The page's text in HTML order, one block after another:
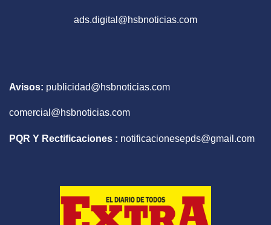
ads.digital@hsbnoticias.com
Avisos: publicidad@hsbnoticias.com
comercial@hsbnoticias.com
PQR Y Rectificaciones : notificacionesepds@gmail.com